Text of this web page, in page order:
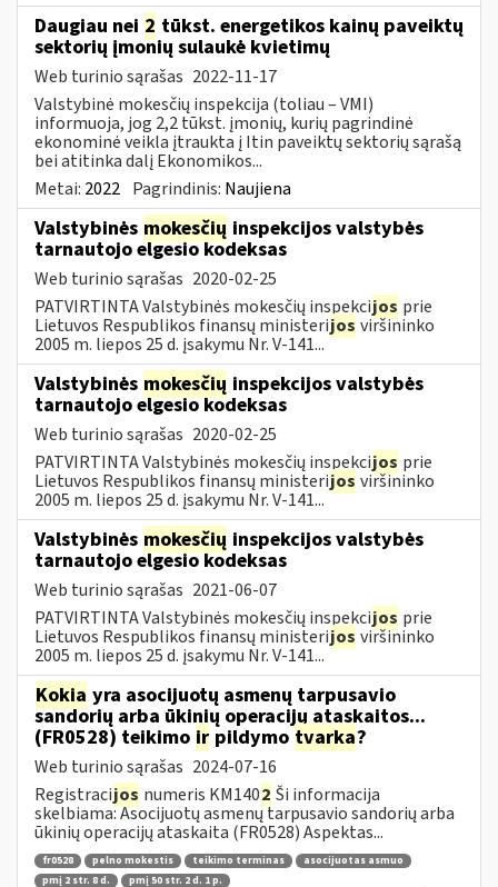
Daugiau nei 2 tūkst. energetikos kainų paveiktų
sektorių įmonių sulaukė kvietimų
Web turinio sąrašas 2022-11-17
Valstybinė mokesčių inspekcija (toliau – VMI)
informuoja, jog 2,2 tūkst. įmonių, kurių pagrindinė
ekonominė veikla įtraukta į Itin paveiktų sektorių sąrašą
bei atitinka dalį Ekonomikos...
Metai: 2022 Pagrindinis: Naujiena
Valstybinės mokesčių inspekcijos valstybės
tarnautojo elgesio kodeksas
Web turinio sąrašas 2020-02-25
PATVIRTINTA Valstybinės mokesčių inspekcijos prie
Lietuvos Respublikos finansų ministerijos viršininko
2005 m. liepos 25 d. įsakymu Nr. V-141...
Valstybinės mokesčių inspekcijos valstybės
tarnautojo elgesio kodeksas
Web turinio sąrašas 2020-02-25
PATVIRTINTA Valstybinės mokesčių inspekcijos prie
Lietuvos Respublikos finansų ministerijos viršininko
2005 m. liepos 25 d. įsakymu Nr. V-141...
Valstybinės mokesčių inspekcijos valstybės
tarnautojo elgesio kodeksas
Web turinio sąrašas 2021-06-07
PATVIRTINTA Valstybinės mokesčių inspekcijos prie
Lietuvos Respublikos finansų ministerijos viršininko
2005 m. liepos 25 d. įsakymu Nr. V-141...
Kokia yra asocijuotų asmenų tarpusavio
sandorių arba ūkinių operacijų ataskaitos...
(FR0528) teikimo ir pildymo tvarka?
Web turinio sąrašas 2024-07-16
Registracijos numeris KM1402 Ši informacija
skelbiama: Asocijuotų asmenų tarpusavio sandorių arba
ūkinių operacijų ataskaita (FR0528) Aspektas...
fr0528 pelno mokestis teikimo terminas
asocijuotas asmuo
pmį 2 str. 8 d.
pmį 50 str. 2 d. 1 p.